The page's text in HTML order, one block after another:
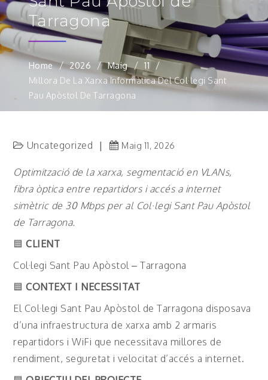
Tarragona
Home 2026 Maig
11
Millora De La Xarxa Informàtica Del Col·legi Sant
Pau Apòstol De Tarragona
Uncategorized Maig 11, 2026
Optimització de la xarxa, segmentació en VLANs,
fibra òptica entre repartidors i accés a internet
simètric de 30 Mbps per al Col·legi Sant Pau Apòstol
de Tarragona.
🟦CLIENT
Col·legi Sant Pau Apòstol – Tarragona
🟦CONTEXT I NECESSITAT
El Col·legi Sant Pau Apòstol de Tarragona disposava
d’una infraestructura de xarxa amb 2 armaris
repartidors i WiFi que necessitava millores de
rendiment, seguretat i velocitat d’accés a internet.